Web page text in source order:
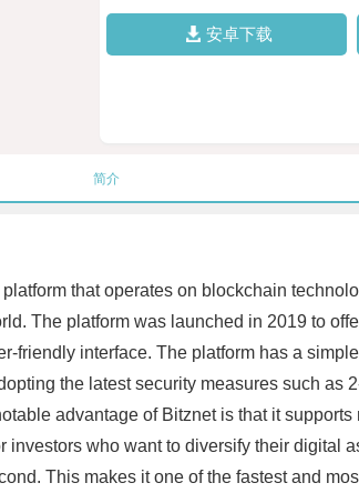
安卓下载
简介
that operates on blockchain
The platform was launched in 2019 to
friendly interface. The platform has a
the latest security measures such as
advantage of Bitznet is that it
investors who want to diversify their digital
This makes it one of the fastest and